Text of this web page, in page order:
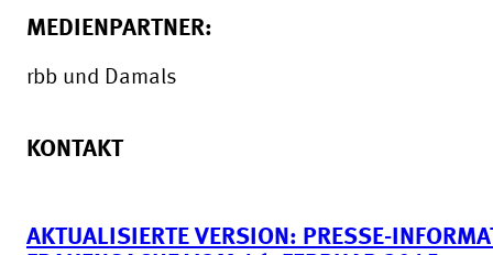
MEDIENPARTNER:
rbb und Damals
KONTAKT
AKTUALISIERTE VERSION: PRESSE-